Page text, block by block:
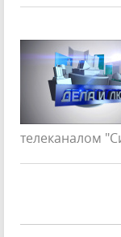
телеканалом